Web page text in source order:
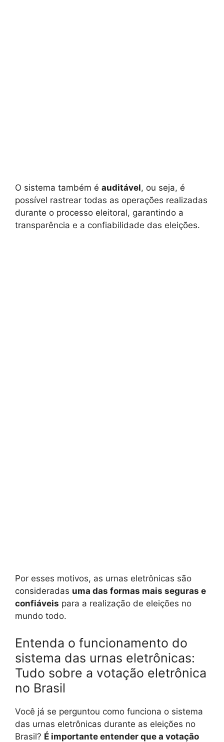
O sistema também é auditável, ou seja, é
possível rastrear todas as operações realizadas
durante o processo eleitoral, garantindo a
transparência e a confiabilidade das eleições.
Por esses motivos, as urnas eletrônicas são
consideradas uma das formas mais seguras e
confiáveis para a realização de eleições no
mundo todo.
Entenda o funcionamento do
sistema das urnas eletrônicas:
Tudo sobre a votação eletrônica
no Brasil
Você já se perguntou como funciona o sistema
das urnas eletrônicas durante as eleições no
Brasil? É importante entender que a votação